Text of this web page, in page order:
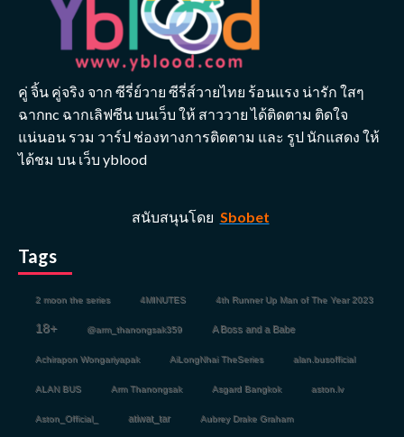
คู่ จิ้น คู่จริง จาก ซีรี่ย์วาย ซีรี่ส์วายไทย ร้อนแรง น่ารัก ใสๆ
ฉากnc ฉากเลิฟซีน บนเว็บ ให้ สาววาย ได้ติดตาม ติดใจ
แน่นอน รวม วาร์ป ช่องทางการติดตาม และ รูป นักแสดง ให้
ได้ชม บน เว็บ yblood
สนับสนุนโดย Sbobet
Tags
2 moon the series 4MINUTES 4th Runner Up Man of The Year 2023
18+ @arm_thanongsak359 A Boss and a Babe
Achirapon Wongariyapak AiLongNhai TheSeries alan.busofficial
ALAN BUS Arm Thanongsak Asgard Bangkok aston.lv
Aston_Official_ atiwat_tar Aubrey Drake Graham